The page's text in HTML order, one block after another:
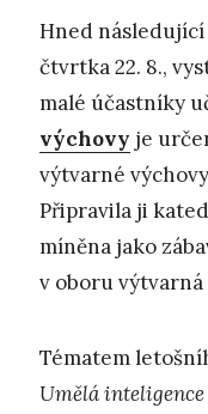
Hned následující
čtvrtka 22. 8.,
malé účastníky
výchovy je
výtvarné
Připravila ji
míněna jako
v oboru výtvarná
Tématem
Umělá